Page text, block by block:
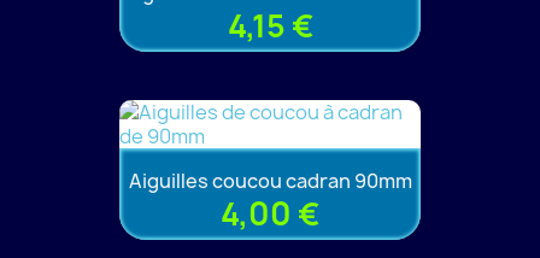
4,15 €
Aiguilles coucou cadran 90mm
4,00 €